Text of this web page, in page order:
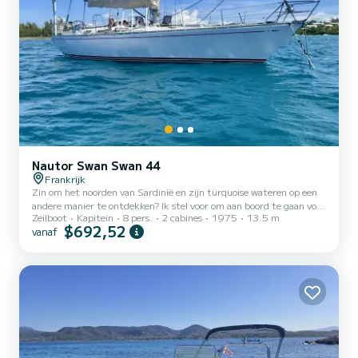
Nautor Swan Swan 44
Frankrijk
Zin om het noorden van Sardinië en zijn turquoise wateren op een
andere manier te ontdekken? Ik stel voor om aan boord te gaan voor
een uitzonderlijke dag co-navigatie op mijn iconische Swan 44s, om
Sardinië te ontdekken. Als ervaren zeiler die de Atlantische Oceaan
Zeilboot Kapitein 8 pers. 2 cabines 1975 13.5 m
vanaf $692,52